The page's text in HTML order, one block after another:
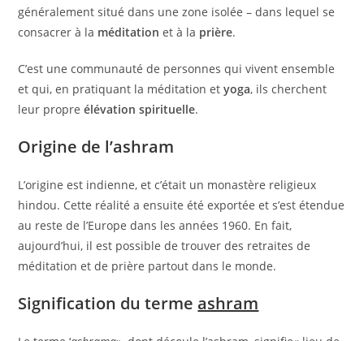
généralement situé dans une zone isolée – dans lequel se
consacrer à la méditation et à la prière.
C’est une communauté de personnes qui vivent ensemble
et qui, en pratiquant la méditation etyoga, ils cherchent
leur propre élévation spirituelle.
Origine de l’ashram
L’origine est indienne, et c’était un monastère religieux
hindou. Cette réalité a ensuite été exportée et s’est étendue
au reste de l’Europe dans les années 1960. En fait,
aujourd’hui, il est possible de trouver des retraites de
méditation et de prière partout dans le monde.
Signification du terme ashram